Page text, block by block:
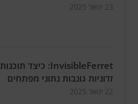
23 ינואר 2025
InvisibleFerret: כיצד תוכנות
זדוניות גונבות נתוני מפתחים
22 ינואר 2025